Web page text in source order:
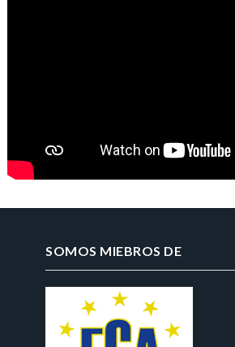
SOMOS MIEBROS DE